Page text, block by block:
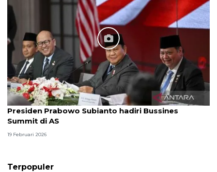
Presiden Prabowo Subianto hadiri Bussines
Summit di AS
19 Februari 2026
Terpopuler